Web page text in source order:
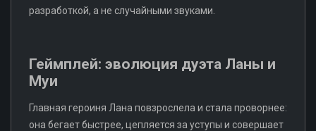
разработкой, а не случайными звуками.
Геймплей: эволюция дуэта Ланы и
Муи
Главная героиня Лана повзрослела и стала проворнее:
она бегает быстрее, цепляется за уступы и совершает